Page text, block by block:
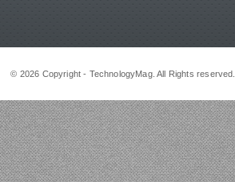
© 2026 Copyright - TechnologyMag. All Rights reserved.